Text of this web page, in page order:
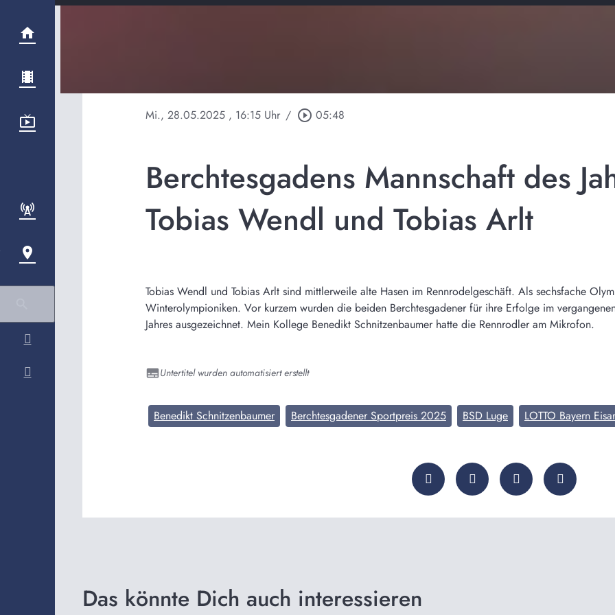
Mi., 28.05.2025 , 16:15 Uhr / play_circle_outline 05:48
Berchtesgadens Mannschaft des
Tobias Wendl und Tobias Arlt
Tobias Wendl und Tobias Arlt sind mittlerweile alte Hasen im Rennrodelgeschäft. Als sechsfache
Winterolympioniken. Vor kurzem wurden die beiden Berchtesgadener für ihre Erfolge im
Jahres ausgezeichnet. Mein Kollege Benedikt Schnitzenbaumer hatte die Rennrodler am Mikrofon.
Untertitel wurden automatisiert erstellt
Benedikt Schnitzenbaumer Berchtesgadener Sportpreis 2025 BSD Luge LOTTO Bayern
Das könnte Dich auch interessieren